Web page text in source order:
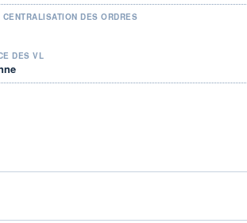
CENTRALISATION DES ORDRES
DES VL